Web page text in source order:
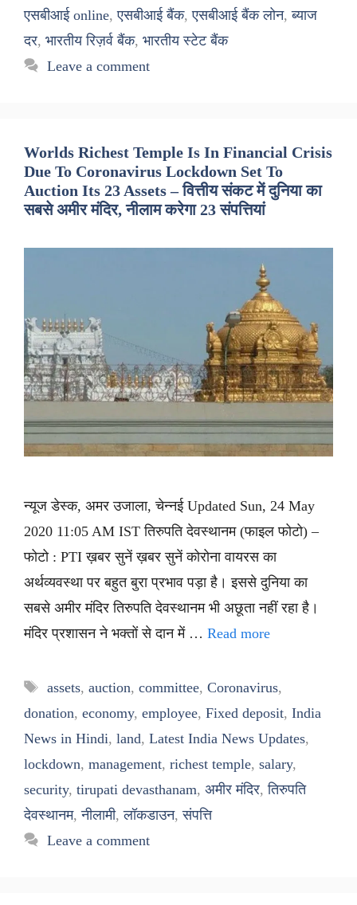
एसबीआई online,एसबीआई बैंक,एसबीआई बैंक लोन,ब्याज
दर, भारतीय रिज़र्व बैंक, भारतीय स्टेट बैंक
Leave a comment
Worlds Richest Temple Is In Financial Crisis
Due To Coronavirus Lockdown Set To
Auction Its 23 Assets – वित्तीय संकट में दुनिया का
सबसे अमीर मंदिर, नीलाम करेगा 23 संपत्तियां
न्यूज डेस्क, अमर उजाला, चेन्नई Updated Sun, 24 May
2020 11:05 AM IST तिरुपति देवस्थानम (फाइल फोटो) –
फोटो : PTI ख़बर सुनें ख़बर सुनें कोरोना वायरस का
अर्थव्यवस्था पर बहुत बुरा प्रभाव पड़ा है। इससे दुनिया का
सबसे अमीर मंदिर तिरुपति देवस्थानम भी अछूता नहीं रहा है।
मंदिर प्रशासन ने भक्तों से दान में … Read more
Tags
assets, auction, committee, Coronavirus,
donation, economy, employee, Fixed deposit, India
News in Hindi, land, Latest India News Updates,
lockdown, management, richest temple, salary,
security, tirupati devasthanam, अमीर मंदिर,तिरुपति
देवस्थानम,नीलामी,लॉकडाउन,संपत्ति
Leave a comment